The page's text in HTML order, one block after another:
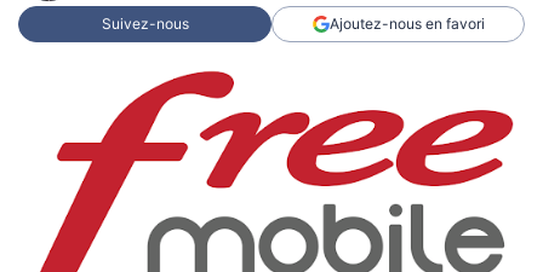
Suivez-nous Ajoutez-nous en favori